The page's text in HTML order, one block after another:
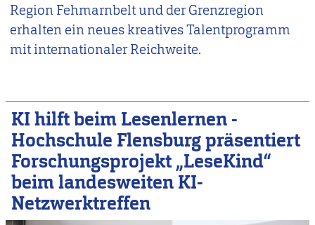
Region Fehmarnbelt und der Grenzregion
erhalten ein neues kreatives Talentprogramm
mit internationaler Reichweite.
KI hilft beim Lesenlernen -
Hochschule Flensburg präsentiert
Forschungsprojekt „LeseKind“
beim landesweiten KI-
Netzwerktreffen